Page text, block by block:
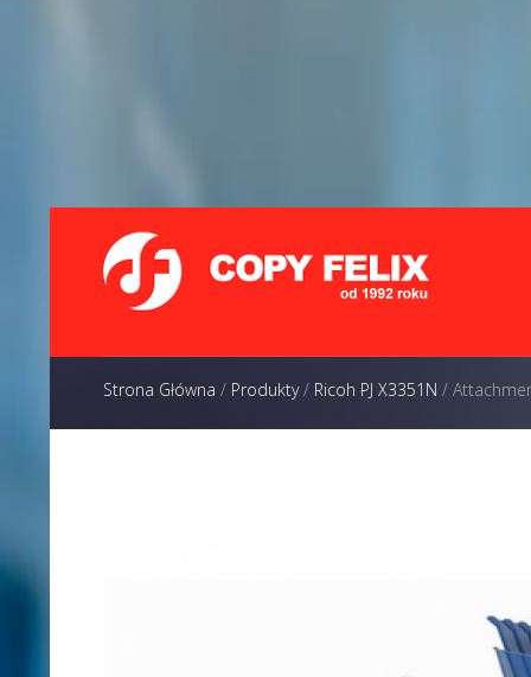
Strona Główna / Produkty/ Ricoh PJ X3351N /